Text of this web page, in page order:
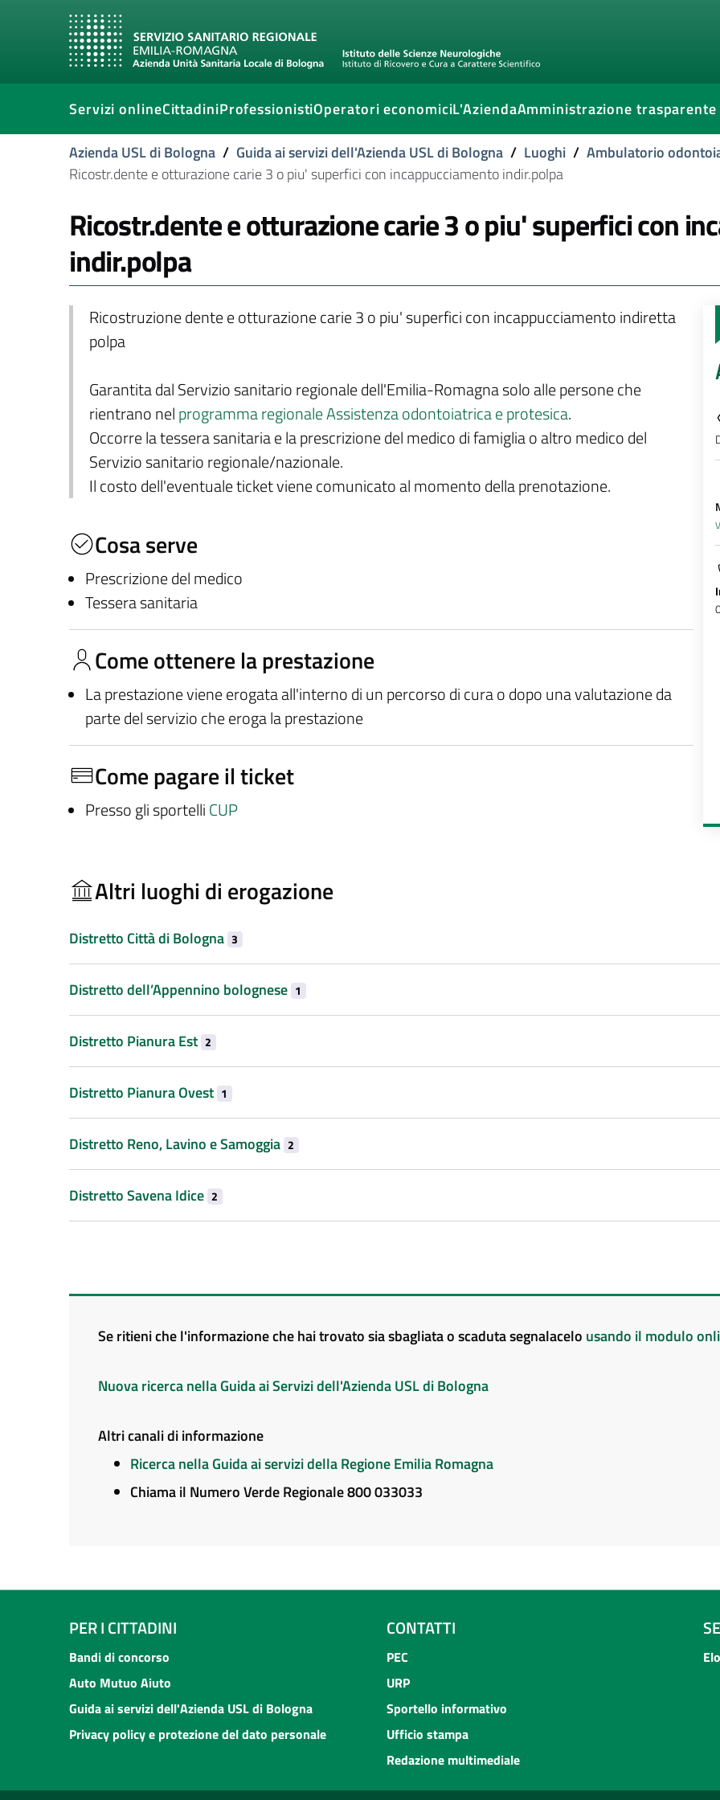
Servizi onlineCittadiniProfessionistiOperatori economiciL'AziendaAmministrazione trasparente
Azienda USL di Bologna / Guida ai servizi dell'Azienda USL di Bologna / Luoghi / Ambulatorio
Ricostr.dente e otturazione carie 3 o piu' superfici con incappucciamento indir.polpa
Ricostr.dente e otturazione carie 3 o piu' superfici con
indir.polpa
Ricostruzione dente e otturazione carie 3 o piu' superfici con incappucciamento indiretta
polpa
Garantita dal Servizio sanitario regionale dell'Emilia-Romagna solo alle persone che
rientrano nel programma regionale Assistenza odontoiatrica e protesica.
Occorre la tessera sanitaria e la prescrizione del medico di famiglia o altro medico del
Servizio sanitario regionale/nazionale.
Il costo dell'eventuale ticket viene comunicato al momento della prenotazione.
Cosa serve
Prescrizione del medico
Tessera sanitaria
Come ottenere la prestazione
La prestazione viene erogata all'interno di un percorso di cura o dopo una valutazione da
parte del servizio che eroga la prestazione
Come pagare il ticket
Presso gli sportelli CUP
Altri luoghi di erogazione
Distretto Città di Bologna 3
Distretto dell’Appennino bolognese 1
Distretto Pianura Est 2
Distretto Pianura Ovest 1
Distretto Reno, Lavino e Samoggia 2
Distretto Savena Idice 2
Se ritieni che l'informazione che hai trovato sia sbagliata o scaduta segnalacelo usando il modulo
Nuova ricerca nella Guida ai Servizi dell'Azienda USL di Bologna
Altri canali di informazione
Ricerca nella Guida ai servizi della Regione Emilia Romagna
Chiama il Numero Verde Regionale 800 033033
PER I CITTADINI
Bandi di concorso
Auto Mutuo Aiuto
Guida ai servizi dell'Azienda USL di Bologna
Privacy policy e protezione del dato personale
CONTATTI
PEC
URP
Sportello informativo
Ufficio stampa
Redazione multimediale